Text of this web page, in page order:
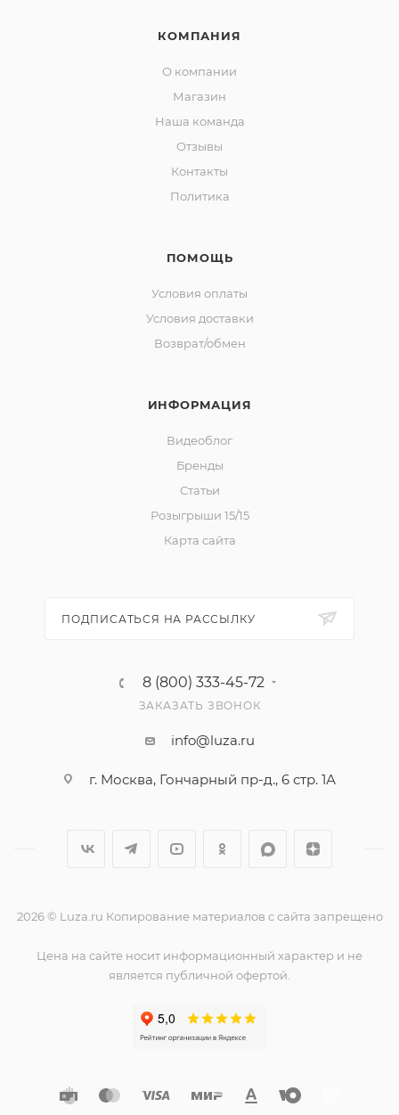
КОМПАНИЯ
О компании
Магазин
Наша команда
Отзывы
Контакты
Политика
ПОМОЩЬ
Условия оплаты
Условия доставки
Возврат/обмен
ИНФОРМАЦИЯ
Видеоблог
Бренды
Статьи
Розыгрыши 15/15
Карта сайта
ПОДПИСАТЬСЯ НА РАССЫЛКУ
8 (800) 333-45-72
ЗАКАЗАТЬ ЗВОНОК
info@luza.ru
г. Москва, Гончарный пр-д., 6 стр. 1А
2026 © Luza.ru Копирование материалов с сайта запрещено
Цена на сайте носит информационный характер и не
является публичной офертой.